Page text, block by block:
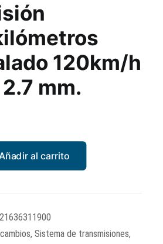
120km/h
mm.
Añadir al carrito
, Sistema de transmisiones,